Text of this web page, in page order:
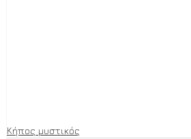
Κήπος μυστικός